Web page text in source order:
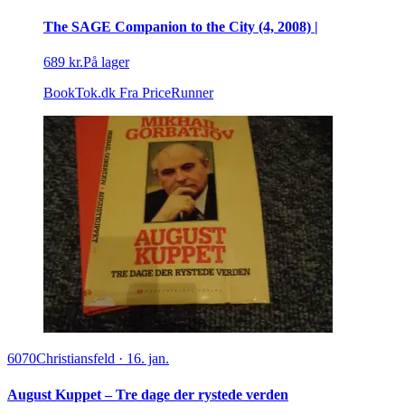
The SAGE Companion to the City (4, 2008) |
689 kr.På lager
BookTok.dk Fra PriceRunner
6070Christiansfeld · 16. jan.
August Kuppet – Tre dage der rystede verden